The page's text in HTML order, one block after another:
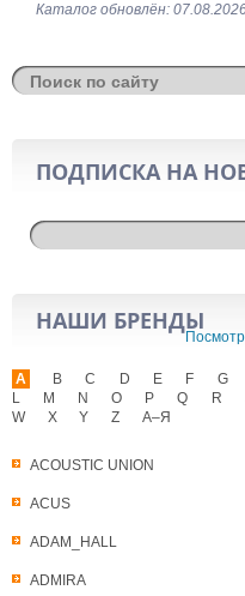
Каталог обновлён:
ПОДПИСКА НА
НАШИ БРЕНДЫ
A
ACOUSTIC UNION
ACUS
ADAM_HALL
ADMIRA
B C D E F G
L
M N O P Q R
W
X Y Z А–Я